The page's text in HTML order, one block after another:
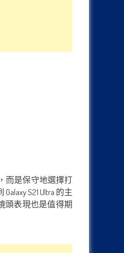
而是保守地選擇打
S21 Ultra 的主
頭表現也是值得期